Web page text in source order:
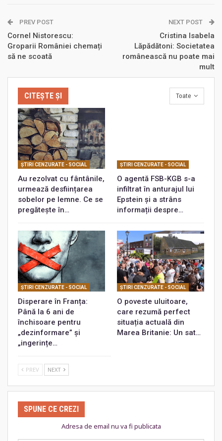
PREV POST
Cornel Nistorescu:
Groparii României chemați
să ne scoată
NEXT POST
Cristina Isabela
Lăpădătoni: Societatea
românească nu poate mai
mult
Toate
CITEȘTE ȘI
ŞTIRI CENZURATE - SOCIAL
Au rezolvat cu fântânile,
urmează desființarea
sobelor pe lemne. Ce se
pregătește în…
ŞTIRI CENZURATE - SOCIAL
O agentă FSB-KGB s-a
infiltrat în anturajul lui
Epstein și a strâns
informații despre…
ŞTIRI CENZURATE - SOCIAL
Disperare în Franța:
Până la 6 ani de
închisoare pentru
„dezinformare” și
„ingerințe…
ŞTIRI CENZURATE - SOCIAL
O poveste uluitoare,
care rezumă perfect
situația actuală din
Marea Britanie: Un sat…
PREV NEXT
SPUNE CE CREZI
Adresa de email nu va fi publicata